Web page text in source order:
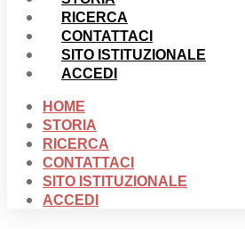
RICERCA
CONTATTACI
SITO ISTITUZIONALE
ACCEDI
HOME
STORIA
RICERCA
CONTATTACI
SITO ISTITUZIONALE
ACCEDI